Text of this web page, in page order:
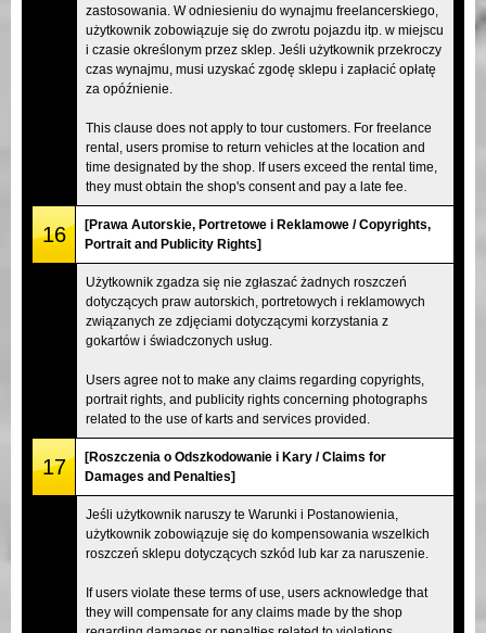
zastosowania. W odniesieniu do wynajmu freelancerskiego,
użytkownik zobowiązuje się do zwrotu pojazdu itp. w miejscu
i czasie określonym przez sklep. Jeśli użytkownik przekroczy
czas wynajmu, musi uzyskać zgodę sklepu i zapłacić opłatę
za opóźnienie.
This clause does not apply to tour customers. For freelance
rental, users promise to return vehicles at the location and
time designated by the shop. If users exceed the rental time,
they must obtain the shop's consent and pay a late fee.
16
[Prawa Autorskie, Portretowe i Reklamowe / Copyrights,
Portrait and Publicity Rights]
Użytkownik zgadza się nie zgłaszać żadnych roszczeń
dotyczących praw autorskich, portretowych i reklamowych
związanych ze zdjęciami dotyczącymi korzystania z
gokartów i świadczonych usług.
Users agree not to make any claims regarding copyrights,
portrait rights, and publicity rights concerning photographs
related to the use of karts and services provided.
17
[Roszczenia o Odszkodowanie i Kary / Claims for
Damages and Penalties]
Jeśli użytkownik naruszy te Warunki i Postanowienia,
użytkownik zobowiązuje się do kompensowania wszelkich
roszczeń sklepu dotyczących szkód lub kar za naruszenie.
If users violate these terms of use, users acknowledge that
they will compensate for any claims made by the shop